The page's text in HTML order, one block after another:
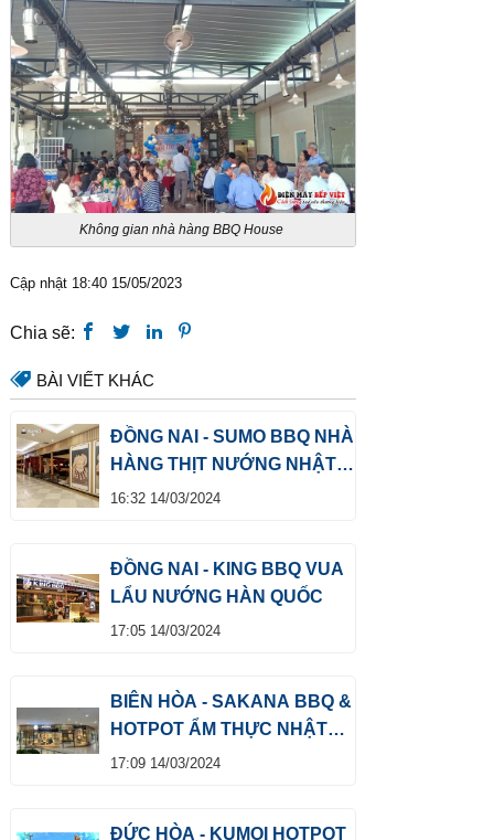
Không gian nhà hàng BBQ House
Cập nhật 18:40 15/05/2023
Chia sẽ:
BÀI VIẾT KHÁC
ĐỒNG NAI - SUMO BBQ NHÀ
HÀNG THỊT NƯỚNG NHẬT
BẢN
16:32 14/03/2024
ĐỒNG NAI - KING BBQ VUA
LẨU NƯỚNG HÀN QUỐC
17:05 14/03/2024
BIÊN HÒA - SAKANA BBQ &
HOTPOT ẨM THỰC NHẬT
BẢN
17:09 14/03/2024
ĐỨC HÒA - KUMOI HOTPOT